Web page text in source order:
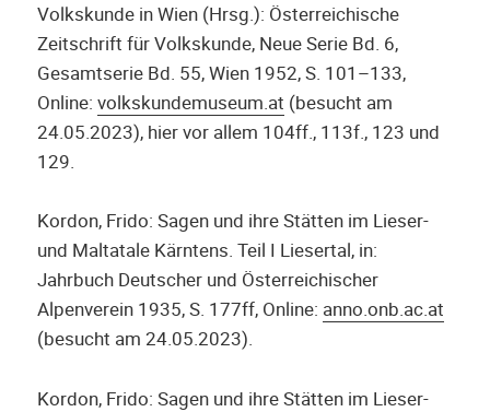
Volkskunde in Wien (Hrsg.): Österreichische
Zeitschrift für Volkskunde, Neue Serie Bd. 6,
Gesamtserie Bd. 55, Wien 1952, S. 101–133,
Online:volkskundemuseum.at (besucht am
24.05.2023), hier vor allem 104ff., 113f., 123 und
129.
Kordon, Frido: Sagen und ihre Stätten im Lieser-
und Maltatale Kärntens. Teil I Liesertal, in:
Jahrbuch Deutscher und Österreichischer
Alpenverein 1935, S. 177ff, Online: anno.onb.ac.at
(besucht am 24.05.2023).
Kordon, Frido: Sagen und ihre Stätten im Lieser-